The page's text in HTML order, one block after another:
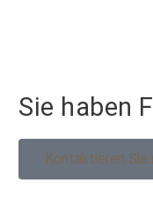
Sie haben
Kontaktieren Sie